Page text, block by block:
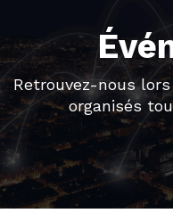
Retrouvez-nous
organisés